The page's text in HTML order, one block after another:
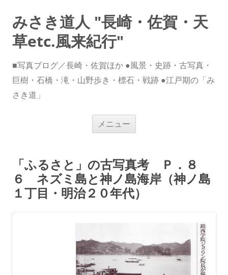
みさき道人 "長崎・佐賀・天
草etc.風来紀行"
■写真ブログ／長崎・佐賀ほか ●風景・史跡・古写真・
巨樹・石橋・滝・山野歩き・標石・戦跡 ●江戸期の「み
さき道」
メニュー
ス
キ
ッ
プ
「ふるさと」の古写真考 Ｐ．８
６ ネズミ島と神ノ島海岸（神ノ島
１丁目・明治２０年代）